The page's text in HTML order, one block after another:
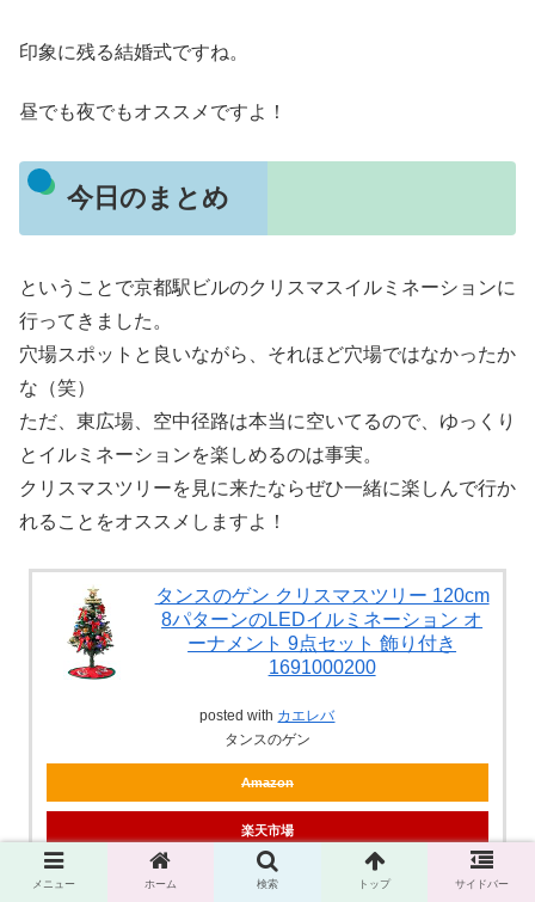
印象に残る結婚式ですね。
昼でも夜でもオススメですよ！
今日のまとめ
ということで京都駅ビルのクリスマスイルミネーションに
行ってきました。
穴場スポットと良いながら、それほど穴場ではなかったか
な（笑）
ただ、東広場、空中径路は本当に空いてるので、ゆっくり
とイルミネーションを楽しめるのは事実。
クリスマスツリーを見に来たならぜひ一緒に楽しんで行か
れることをオススメしますよ！
タンスのゲン クリスマスツリー 120cm
8パターンのLEDイルミネーション オ
ーナメント 9点セット 飾り付き
1691000200
posted with カエレバ
タンスのゲン
Amazon
楽天市場
メニュー ホーム 検索 トップ サイドバー